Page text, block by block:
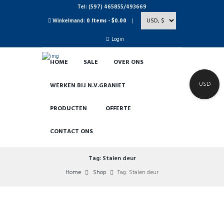
Tel: (597) 465855/493669
Winkelmand: 0 Items-$0.00
Login
HOME SALE OVER ONS
WERKEN BIJ N.V.GRANIET
PRODUCTEN OFFERTE
CONTACT ONS
Tag: Stalen deur
Home
Shop Tag: Stalen deur
USD